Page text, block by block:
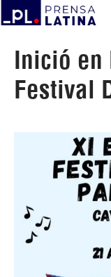
Inició en
Festival